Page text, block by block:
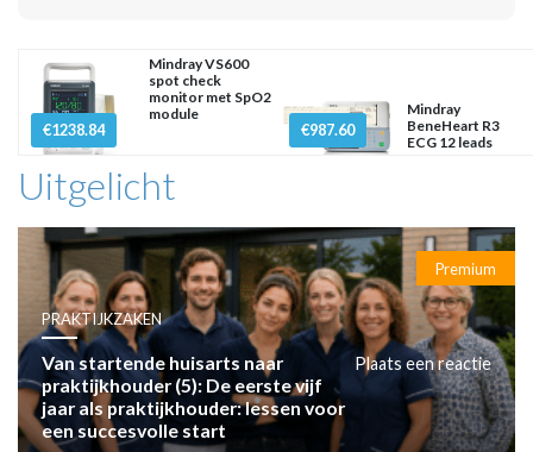
€1238.84
Mindray VS600
spot check
monitor met SpO2
module
€987.60
Mindray
BeneHeart R3
ECG 12 leads
Uitgelicht
Premium
PRAKTIJKZAKEN
Van startende huisarts naar
praktijkhouder (5): De eerste vijf
jaar als praktijkhouder: lessen voor
een succesvolle start
Plaats een reactie